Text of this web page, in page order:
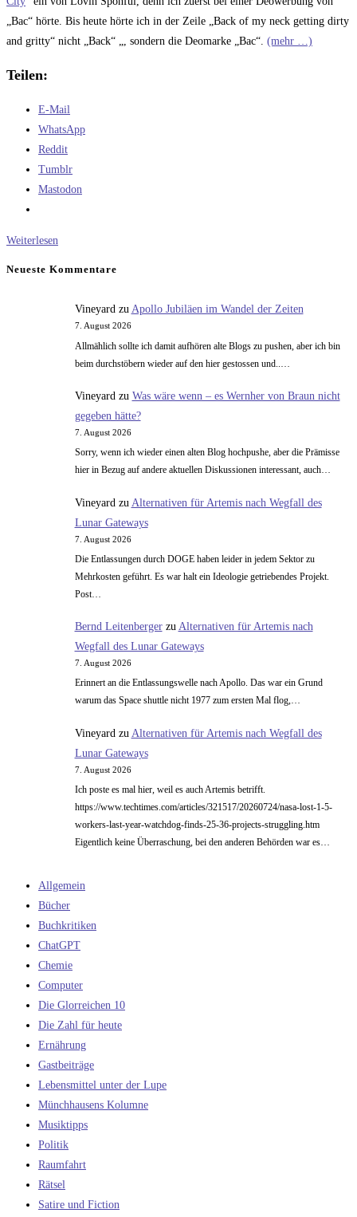
„Bac“ hörte. Bis heute hörte ich in der Zeile „Back of my neck getting dirty
and gritty“ nicht „Back“ „, sondern die Deomarke „Bac“. (mehr …)
Teilen:
E-Mail
WhatsApp
Reddit
Tumblr
Mastodon
Weiterlesen
Neueste Kommentare
Vineyardzu Apollo Jubiläen im Wandel der Zeiten
7. August 2026
Allmählich sollte ich damit aufhören alte Blogs zu pushen, aber ich bin
beim durchstöbern wieder auf den hier gestossen und..…
Vineyard zu Was wäre wenn – es Wernher von Braun nicht
gegeben hätte?
7. August 2026
Sorry, wenn ich wieder einen alten Blog hochpushe, aber die Prämisse
hier in Bezug auf andere aktuellen Diskussionen interessant, auch…
Vineyard zu Alternativen für Artemis nach Wegfall des
Lunar Gateways
7. August 2026
Die Entlassungen durch DOGE haben leider in jedem Sektor zu
Mehrkosten geführt. Es war halt ein Ideologie getriebendes Projekt.
Post…
Bernd Leitenbergerzu Alternativen für Artemis nach
Wegfall des Lunar Gateways
7. August 2026
Erinnert an die Entlassungswelle nach Apollo. Das war ein Grund
warum das Space shuttle nicht 1977 zum ersten Mal flog,…
Vineyard zu Alternativen für Artemis nach Wegfall des
Lunar Gateways
7. August 2026
Ich poste es mal hier, weil es auch Artemis betrifft.
https://www.techtimes.com/articles/321517/20260724/nasa-lost-1-5-
workers-last-year-watchdog-finds-25-36-projects-struggling.htm
Eigentlich keine Überraschung, bei den anderen Behörden war es…
Allgemein
Bücher
Buchkritiken
ChatGPT
Chemie
Computer
Die Glorreichen 10
Die Zahl für heute
Ernährung
Gastbeiträge
Lebensmittel unter der Lupe
Münchhausens Kolumne
Musiktipps
Politik
Raumfahrt
Rätsel
Satire und Fiction